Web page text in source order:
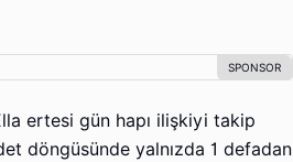
ertesi gün hapı ilişkiyi takip
döngüsünde yalnızda 1 defadan